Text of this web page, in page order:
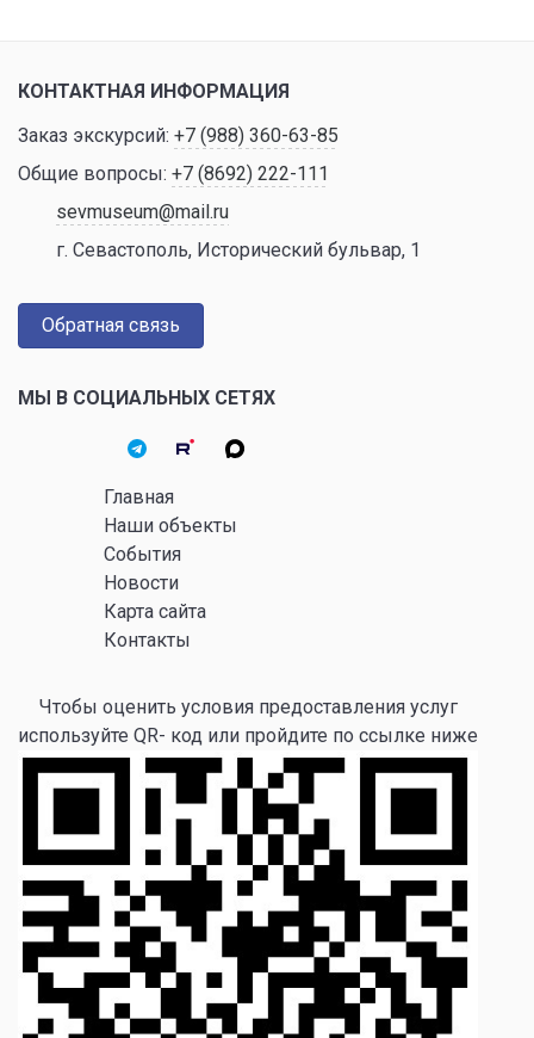
КОНТАКТНАЯ ИНФОРМАЦИЯ
Заказ экскурсий: +7 (988) 360-63-85
Общие вопросы: +7 (8692) 222-111
sevmuseum@mail.ru
г. Севастополь, Исторический бульвар, 1
Обратная связь
МЫ В СОЦИАЛЬНЫХ СЕТЯХ
Главная
Наши объекты
События
Новости
Карта сайта
Контакты
Чтобы оценить условия предоставления услуг
используйте QR- код или пройдите по ссылке ниже